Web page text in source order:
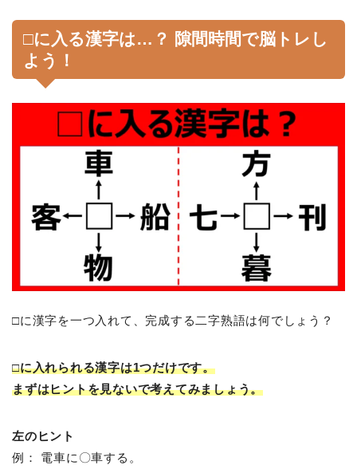
□に入る漢字は…？ 隙間時間で脳トレし
よう！
□に漢字を一つ入れて、完成する二字熟語は何でしょう？
□に入れられる漢字は1つだけです。
まずはヒントを見ないで考えてみましょう。
左のヒント
例： 電車に〇車する。